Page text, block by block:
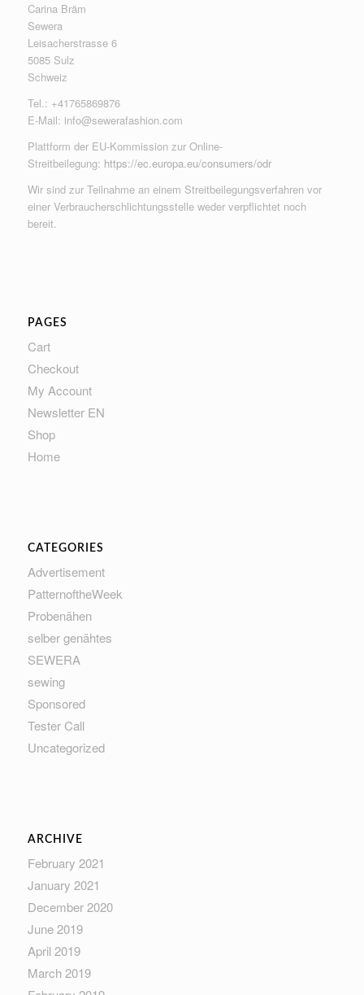
Carina Bräm
Sewera
Leisacherstrasse 6
5085 Sulz
Schweiz
Tel.: +41765869876
E-Mail: info@sewerafashion.com
Plattform der EU-Kommission zur Online-
Streitbeilegung: https://ec.europa.eu/consumers/odr
Wir sind zur Teilnahme an einem Streitbeilegungsverfahren vor
einer Verbraucherschlichtungsstelle weder verpflichtet noch
bereit.
PAGES
Cart
Checkout
My Account
Newsletter EN
Shop
Home
CATEGORIES
Advertisement
PatternoftheWeek
Probenähen
selber genähtes
SEWERA
sewing
Sponsored
Tester Call
Uncategorized
ARCHIVE
February 2021
January 2021
December 2020
June 2019
April 2019
March 2019